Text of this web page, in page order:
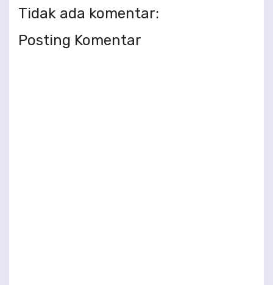
Tidak ada komentar:
Posting Komentar